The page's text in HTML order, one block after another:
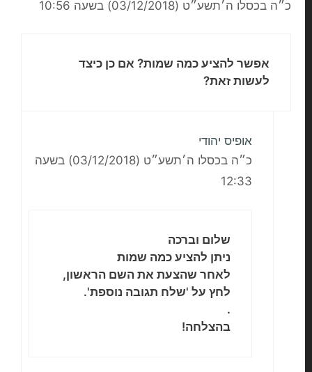
כ״ה בכסלו ה׳תשע״ט (03/12/2018) בשעה 10:56
אפשר להציע כמה שמות? אם כן כיצד
לעשות זאת?
אופיס יהודי
כ״ה בכסלו ה׳תשע״ט (03/12/2018) בשעה
12:33
שלום וברכה
ניתן להציע כמה שמות
לאחר שהצעת את השם הראשון,
לחץ על 'שלח תגובה נוספת'.
בהצלחה!